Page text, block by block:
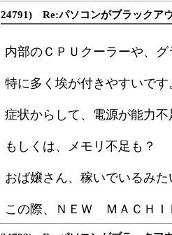
24791) Re:パソコンがブラックア
内部のＣＰＵクーラーや、
特に多く埃が付きやすいです
症状からして、電源が能力
もしくは、メモリ不足も？
おば嬢さん、稼いでいるみ
この際、ＮＥＷ ＭＡＣＨＩ